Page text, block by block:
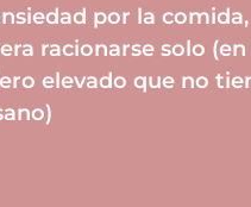
por la
racionarse solo (en
elevado que no